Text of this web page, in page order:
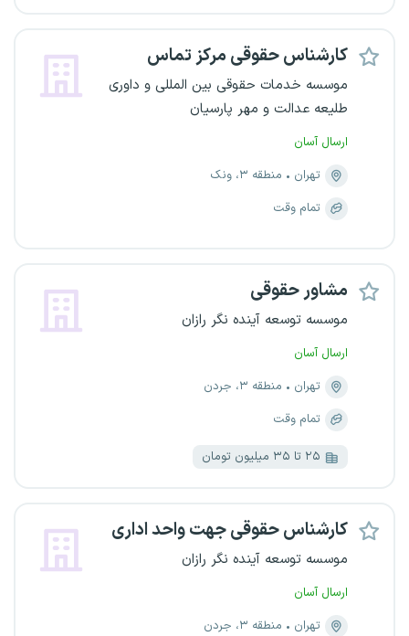
کارشناس حقوقی مرکز تماس
موسسه خدمات حقوقی بین المللی و داوری
طلیعه عدالت و مهر پارسیان
ارسال آسان
تهران
منطقه ۳، ونک
تمام وقت
مشاور حقوقی
موسسه توسعه آینده نگر رازان
ارسال آسان
تهران
منطقه ۳، جردن
تمام وقت
۲۵ تا ۳۵ میلیون تومان
کارشناس حقوقی جهت واحد اداری
موسسه توسعه آینده نگر رازان
ارسال آسان
تهران
منطقه ۳، جردن